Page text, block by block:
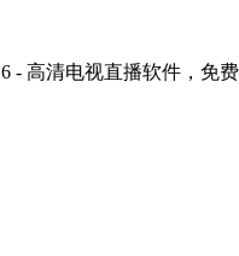
- 高清电视直播软件，免